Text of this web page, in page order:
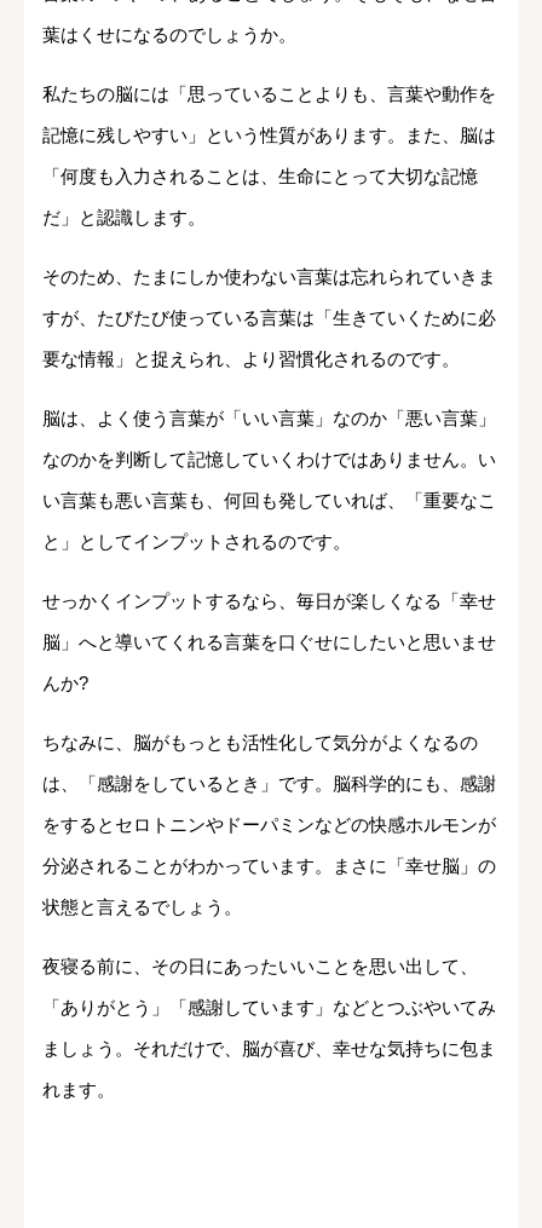
葉はくせになるのでしょうか。
私たちの脳には「思っていることよりも、言葉や動作を
記憶に残しやすい」という性質があります。また、脳は
「何度も入力されることは、生命にとって大切な記憶
だ」と認識します。
そのため、たまにしか使わない言葉は忘れられていきま
すが、たびたび使っている言葉は「生きていくために必
要な情報」と捉えられ、より習慣化されるのです。
脳は、よく使う言葉が「いい言葉」なのか「悪い言葉」
なのかを判断して記憶していくわけではありません。い
い言葉も悪い言葉も、何回も発していれば、「重要なこ
と」としてインプットされるのです。
せっかくインプットするなら、毎日が楽しくなる「幸せ
脳」へと導いてくれる言葉を口ぐせにしたいと思いませ
んか?
ちなみに、脳がもっとも活性化して気分がよくなるの
は、「感謝をしているとき」です。脳科学的にも、感謝
をするとセロトニンやドーパミンなどの快感ホルモンが
分泌されることがわかっています。まさに「幸せ脳」の
状態と言えるでしょう。
夜寝る前に、その日にあったいいことを思い出して、
「ありがとう」「感謝しています」などとつぶやいてみ
ましょう。それだけで、脳が喜び、幸せな気持ちに包ま
れます。